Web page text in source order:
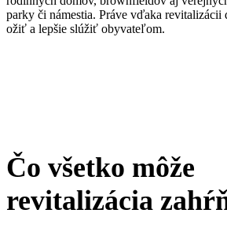
parky či námestia. Práve vďaka revitalizácii
ožiť a lepšie slúžiť obyvateľom.
Čo všetko môže
revitalizácia